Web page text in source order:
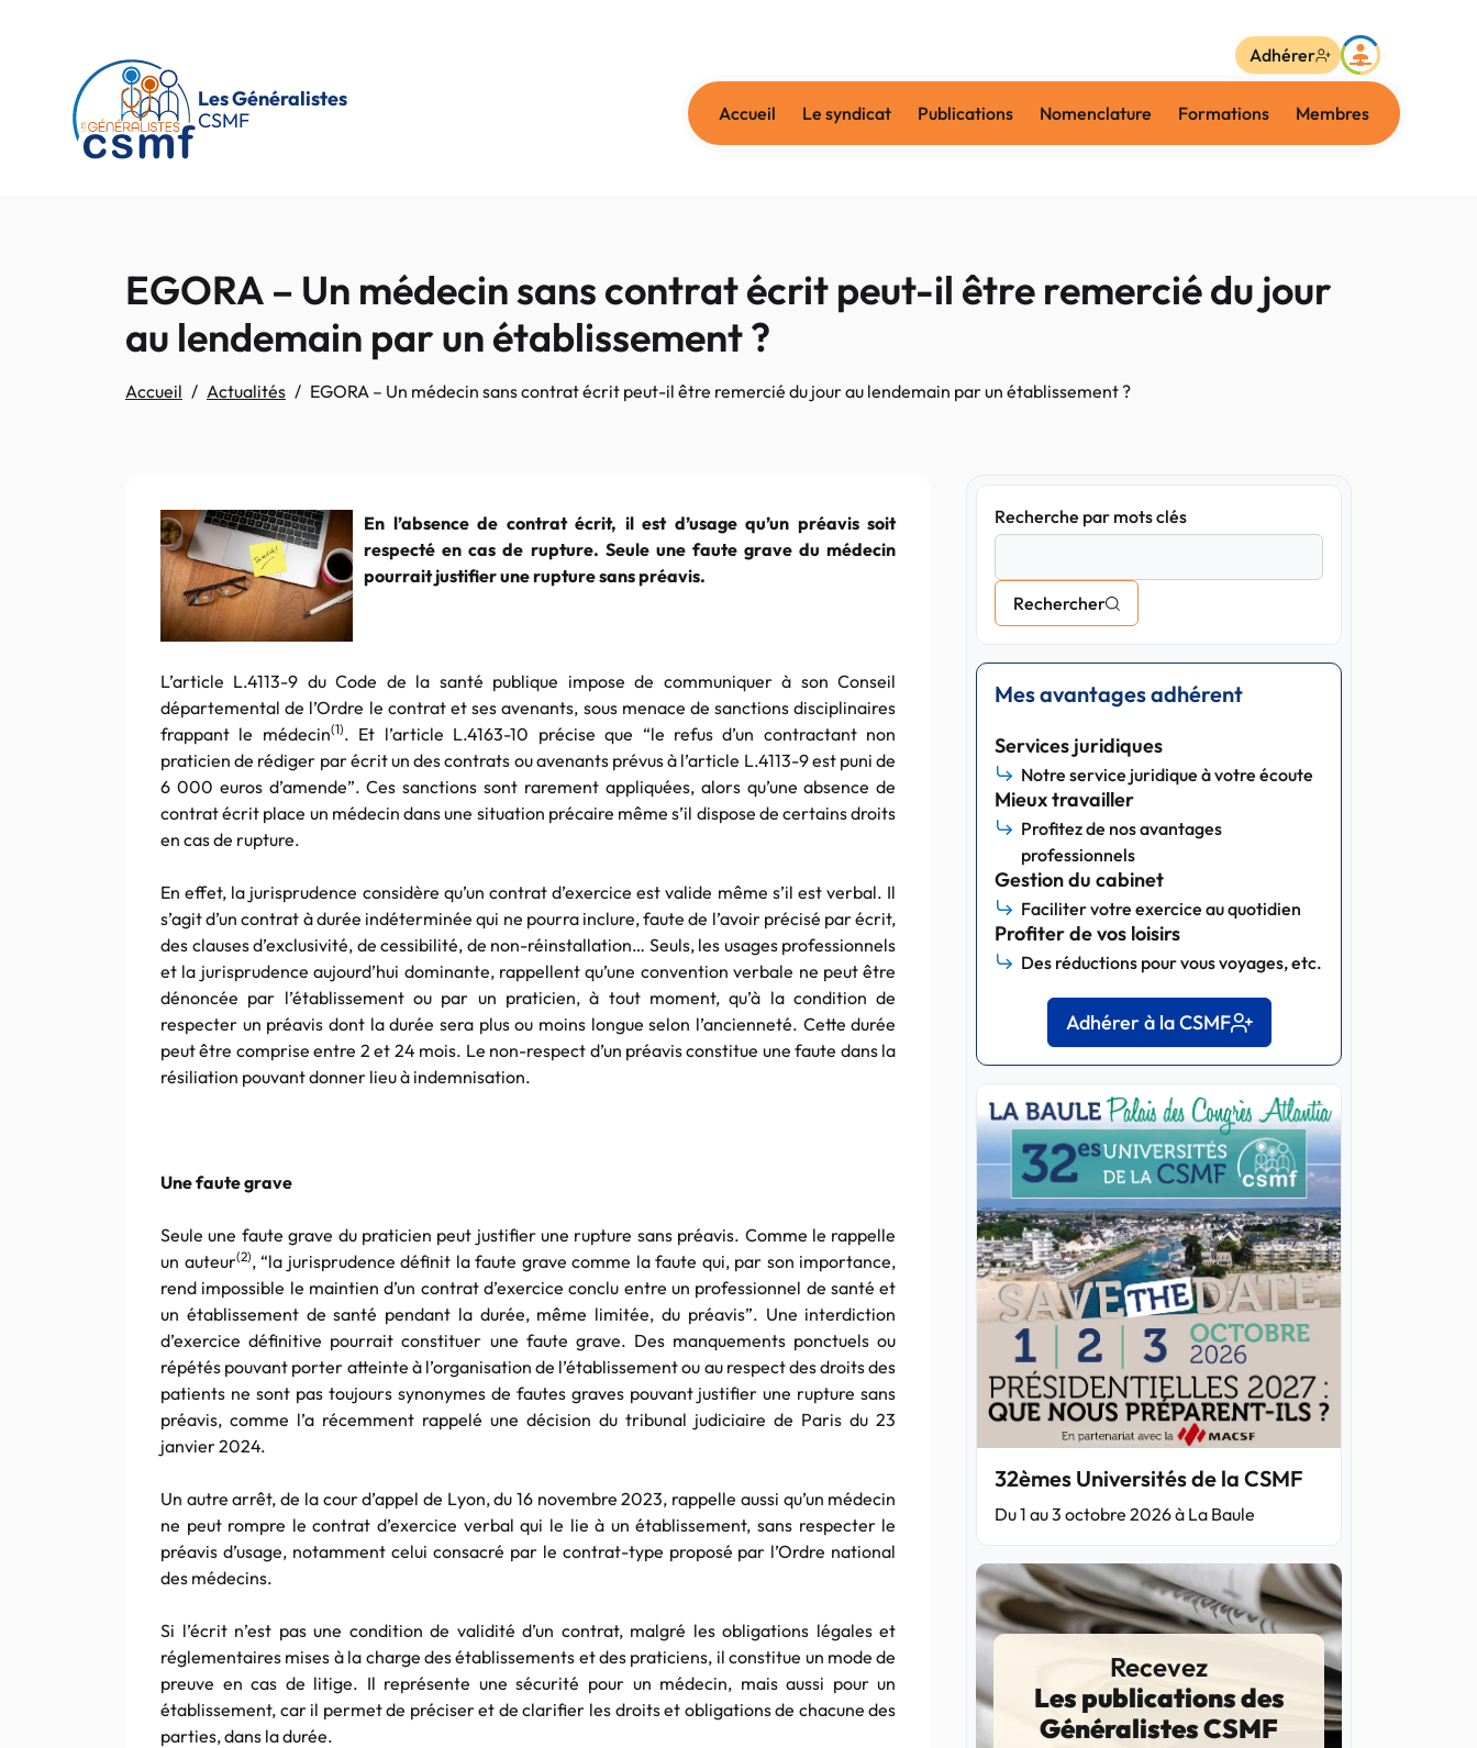
Les Généralistes
CSMF
Accueil Le syndicat Publications Nomenclature Formations Membres
Adhérer
EGORA – Un médecin sans contrat écrit peut-il être remercié du jour
au lendemain par un établissement ?
Accueil Actualités EGORA – Un médecin sans contrat écrit peut-il être remercié du jour au lendemain par un établissement ?
En l’absence de contrat écrit, il est d’usage qu’un préavis soit
respecté en cas de rupture. Seule une faute grave du médecin
pourrait justifier une rupture sans préavis.
L’article L.4113-9 du Code de la santé publique impose de communiquer à son Conseil
départemental de l’Ordre le contrat et ses avenants, sous menace de sanctions disciplinaires
frappant le médecin(1). Et l’article L.4163-10 précise que “le refus d’un contractant non
praticien de rédiger par écrit un des contrats ou avenants prévus à l’article L.4113-9 est puni de
6 000 euros d’amende”. Ces sanctions sont rarement appliquées, alors qu’une absence de
contrat écrit place un médecin dans une situation précaire même s’il dispose de certains droits
en cas de rupture.
En effet, la jurisprudence considère qu’un contrat d’exercice est valide même s’il est verbal. Il
s’agit d’un contrat à durée indéterminée qui ne pourra inclure, faute de l’avoir précisé par écrit,
des clauses d’exclusivité, de cessibilité, de non-réinstallation… Seuls, les usages professionnels
et la jurisprudence aujourd’hui dominante, rappellent qu’une convention verbale ne peut être
dénoncée par l’établissement ou par un praticien, à tout moment, qu’à la condition de
respecter un préavis dont la durée sera plus ou moins longue selon l’ancienneté. Cette durée
peut être comprise entre 2 et 24 mois. Le non-respect d’un préavis constitue une faute dans la
résiliation pouvant donner lieu à indemnisation.
Une faute grave
Seule une faute grave du praticien peut justifier une rupture sans préavis. Comme le rappelle
un auteur(2), “la jurisprudence définit la faute grave comme la faute qui, par son importance,
rend impossible le maintien d’un contrat d’exercice conclu entre un professionnel de santé et
un établissement de santé pendant la durée, même limitée, du préavis”. Une interdiction
d’exercice définitive pourrait constituer une faute grave. Des manquements ponctuels ou
répétés pouvant porter atteinte à l’organisation de l’établissement ou au respect des droits des
patients ne sont pas toujours synonymes de fautes graves pouvant justifier une rupture sans
préavis, comme l’a récemment rappelé une décision du tribunal judiciaire de Paris du 23
janvier 2024.
Un autre arrêt, de la cour d’appel de Lyon, du 16 novembre 2023, rappelle aussi qu’un médecin
ne peut rompre le contrat d’exercice verbal qui le lie à un établissement, sans respecter le
préavis d’usage, notamment celui consacré par le contrat-type proposé par l’Ordre national
des médecins.
Si l’écrit n’est pas une condition de validité d’un contrat, malgré les obligations légales et
réglementaires mises à la charge des établissements et des praticiens, il constitue un mode de
preuve en cas de litige. Il représente une sécurité pour un médecin, mais aussi pour un
établissement, car il permet de préciser et de clarifier les droits et obligations de chacune des
parties, dans la durée.
Recherche par mots clés
Rechercher
Mes avantages adhérent
Services juridiques
Notre service juridique à votre écoute
Mieux travailler
Profitez de nos avantages
professionnels
Gestion du cabinet
Faciliter votre exercice au quotidien
Profiter de vos loisirs
Des réductions pour vous voyages, etc.
Adhérer à la CSMF
32èmes Universités de la CSMF
Du 1 au 3 octobre 2026 à La Baule
Recevez
Les publications des
Généralistes CSMF